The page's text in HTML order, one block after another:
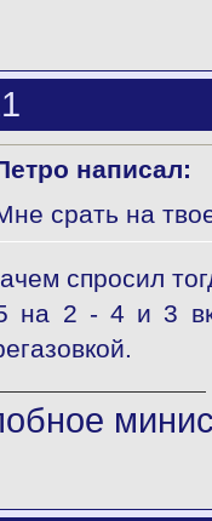
написал:
срать на
спросил
на 2 - 4 и 3